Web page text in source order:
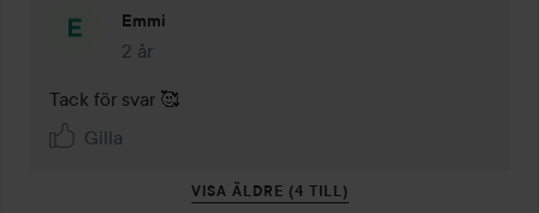
Emmi
2 år
Kommentaren lades 2 år
Tack för svar 🥰
Gilla
VISA ÄLDRE (4 TILL)